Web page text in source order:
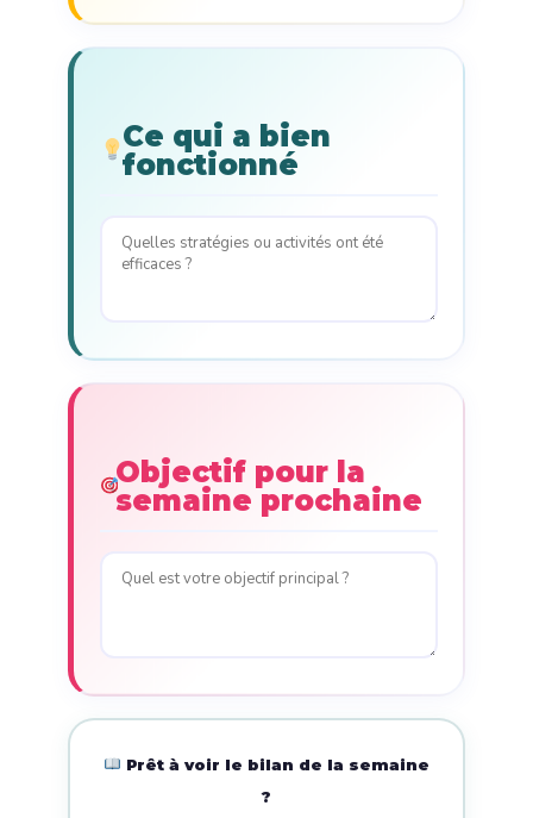
Ce qui a bien
fonctionné
Objectif pour la
semaine prochaine
Prêt à voir le bilan de la semaine
?